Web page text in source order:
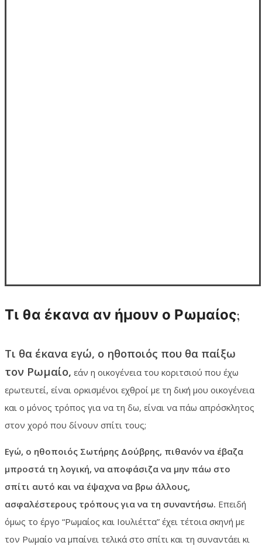
Τι θα έκανα αν ήμουν ο Ρωμαίος;
Τι θα έκανα εγώ, ο ηθοποιός που θα παίξω
τον Ρωμαίο, εάν η οικογένεια του κοριτσιού που έχω
ερωτευτεί, είναι ορκισμένοι εχθροί με τη δική μου οικογένεια
και ο μόνος τρόπος για να τη δω, είναι να πάω απρόσκλητος
στον χορό που δίνουν σπίτι τους;
Εγώ, ο ηθοποιός Σωτήρης Δούβρης, πιθανόν να έβαζα
μπροστά τη λογική, να αποφάσιζα να μην πάω στο
σπίτι αυτό και να έψαχνα να βρω άλλους,
ασφαλέστερους τρόπους για να τη συναντήσω. Επειδή
όμως το έργο “Ρωμαίος και Ιουλιέττα” έχει τέτοια σκηνή με
τον Ρωμαίο να μπαίνει τελικά στο σπίτι και τη συναντάει κι